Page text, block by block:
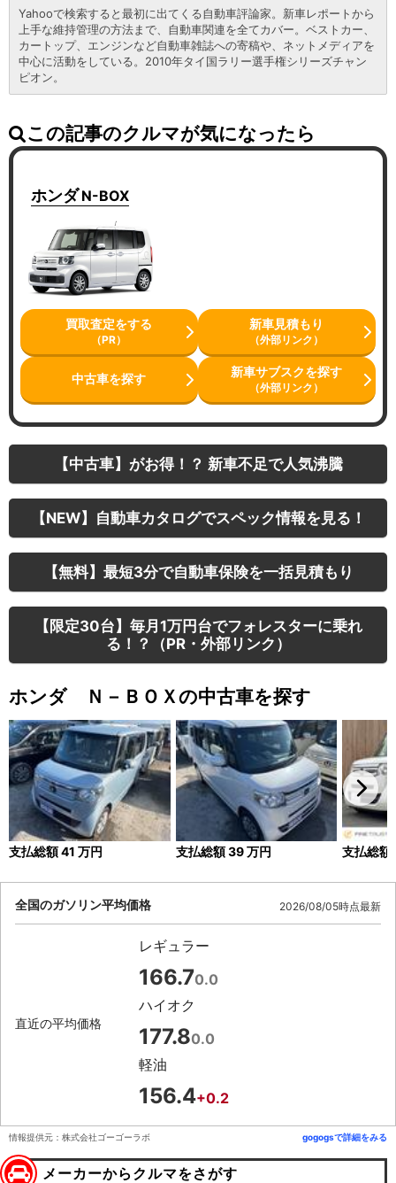
Yahooで検索すると最初に出てくる自動車評論家。新車レポートから
上手な維持管理の方法まで、自動車関連を全てカバー。ベストカー、
カートップ、エンジンなど自動車雑誌への寄稿や、ネットメディアを
中心に活動をしている。2010年タイ国ラリー選手権シリーズチャン
ピオン。
この記事のクルマが気になったら
ホンダ N-BOX
買取査定をする
（PR）
新車見積もり
（外部リンク）
中古車を探す 新車サブスクを探す
（外部リンク）
【中古車】がお得！？ 新車不足で人気沸騰
【NEW】自動車カタログでスペック情報を見る！
【無料】最短3分で自動車保険を一括見積もり
【限定30台】毎月1万円台でフォレスターに乗れ
る！？（PR・外部リンク）
ホンダ Ｎ－ＢＯＸの中古車を探す
支払総額41 万円 支払総額39万円 支払総額
全国のガソリン平均価格 2026/08/05時点最新
直近の平均価格
レギュラー
166.70.0
ハイオク
177.80.0
軽油
156.4+0.2
情報提供元：株式会社ゴーゴーラボ gogogsで詳細をみる
メーカーからクルマをさがす